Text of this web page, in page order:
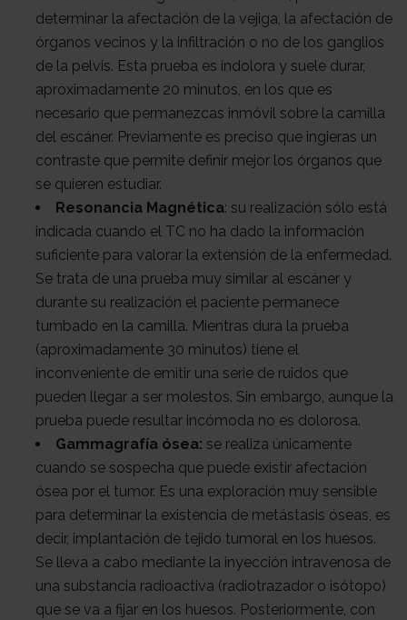
determinar la afectación de la vejiga, la afectación de
órganos vecinos y la infiltración o no de los ganglios
de la pelvis. Esta prueba es indolora y suele durar,
aproximadamente 20 minutos, en los que es
necesario que permanezcas inmóvil sobre la camilla
del escáner. Previamente es preciso que ingieras un
contraste que permite definir mejor los órganos que
se quieren estudiar.
Resonancia Magnética: su realización sólo está
indicada cuando el TC no ha dado la información
suficiente para valorar la extensión de la enfermedad.
Se trata de una prueba muy similar al escáner y
durante su realización el paciente permanece
tumbado en la camilla. Mientras dura la prueba
(aproximadamente 30 minutos) tiene el
inconveniente de emitir una serie de ruidos que
pueden llegar a ser molestos. Sin embargo, aunque la
prueba puede resultar incómoda no es dolorosa.
Gammagrafía ósea: se realiza únicamente
cuando se sospecha que puede existir afectación
ósea por el tumor. Es una exploración muy sensible
para determinar la existencia de metástasis óseas, es
decir, implantación de tejido tumoral en los huesos.
Se lleva a cabo mediante la inyección intravenosa de
una substancia radioactiva (radiotrazador o isótopo)
que se va a fijar en los huesos. Posteriormente, con